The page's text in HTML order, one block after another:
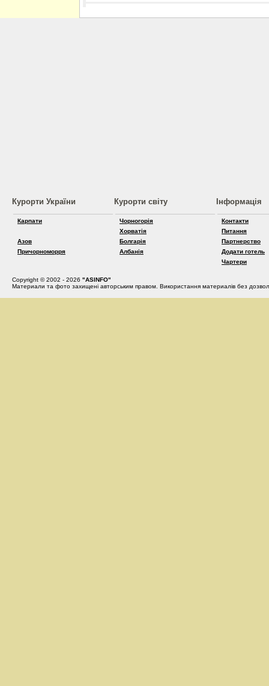
Розміщення інформації про готель на
Курорти України
Карпати
Азов
Причорноморря
Курорти світу
Чорногорія
Хорватія
Болгарія
Албанія
Інформація
Контакти
Питання
Партнерство
Додати готель
Чартери
Copyright © 2002 - 2026 "ASINFO"
Материали та фото захищені авторським правом. Використання материалів без